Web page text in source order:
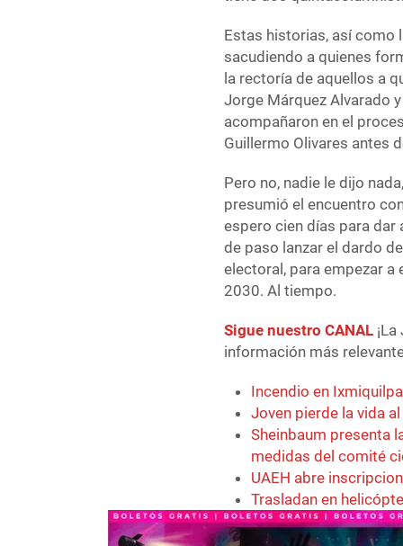
Estas historias, así como
sacudiendo a quienes
la rectoría de aquellos a
Jorge Márquez Alvarado
acompañaron en el
Guillermo Olivares antes
Pero no, nadie le dijo
presumió el encuentro
espero cien días para dar
de paso lanzar el dardo
electoral, para empezar
2030. Al tiempo.
Sigue nuestro CANAL
información más
Incendio en
Joven pierde la vida
Sheinbaum presenta
medidas del comité
UAEH abre
Trasladan en